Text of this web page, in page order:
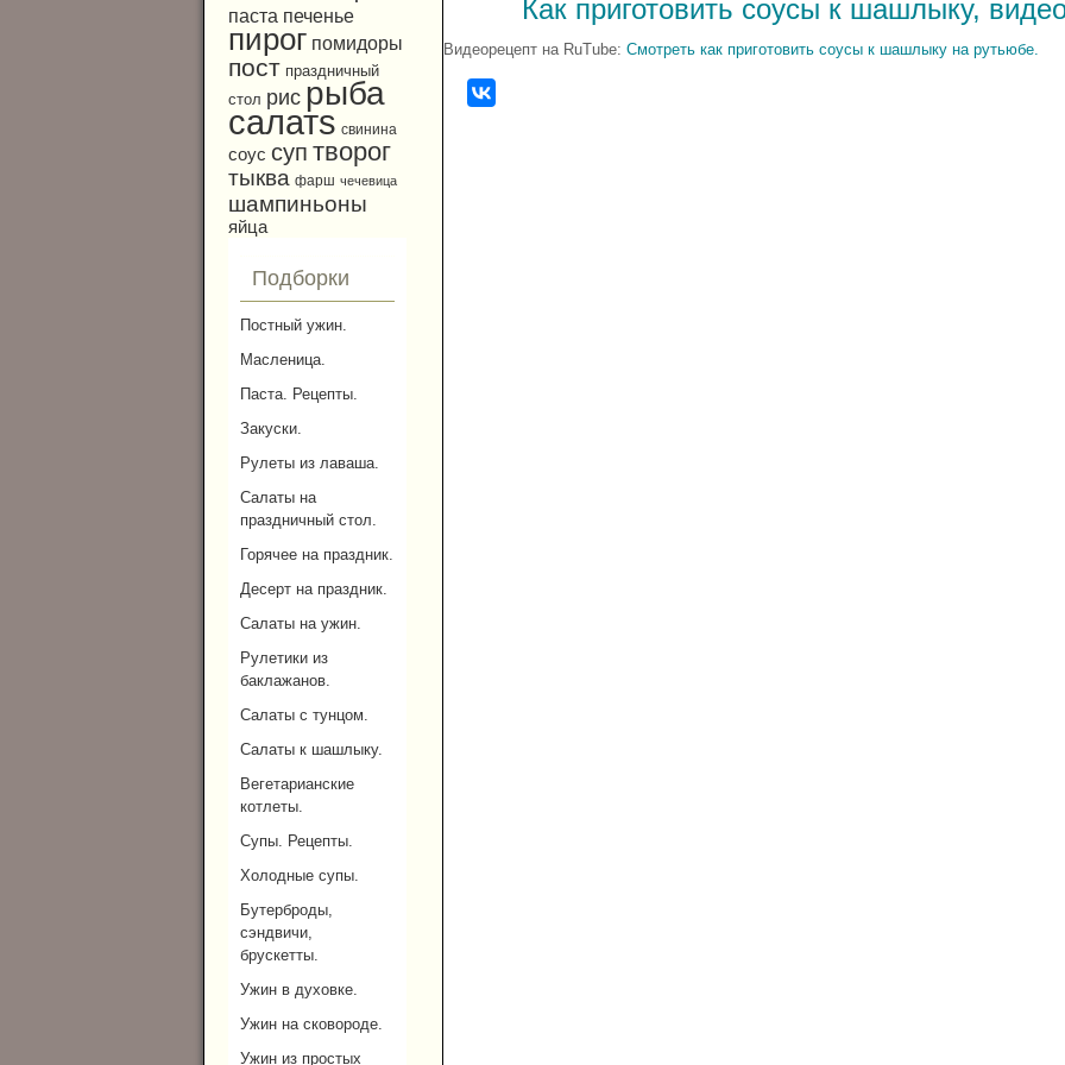
паста печенье
пирог помидоры
пост праздничный
стол рис рыба
салатs свинина
соус суп творог
тыква фарш чечевица
шампиньоны
яйца
Подборки
Постный ужин.
Масленица.
Паста. Рецепты.
Закуски.
Рулеты из лаваша.
Салаты на
праздничный стол.
Горячее на праздник.
Десерт на праздник.
Салаты на ужин.
Рулетики из
баклажанов.
Салаты с тунцом.
Салаты к шашлыку.
Вегетарианские
котлеты.
Супы. Рецепты.
Холодные супы.
Бутерброды,
сэндвичи,
брускетты.
Ужин в духовке.
Ужин на сковороде.
Ужин из простых
Как приготовить соусы к шашлыку,
Видеорецепт на RuTube: Смотреть как приготовить соусы к шашлыку на рутьюбе.